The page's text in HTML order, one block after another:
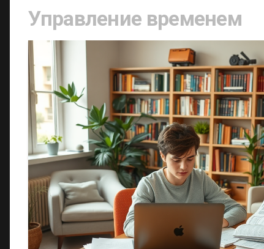
Управление временем